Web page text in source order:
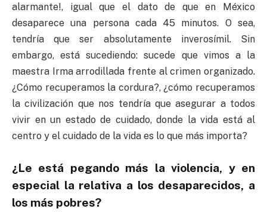
alarmante!, igual que el dato de que en México
desaparece una persona cada 45 minutos. O sea,
tendría que ser absolutamente inverosímil. Sin
embargo, está sucediendo: sucede que vimos a la
maestra Irma arrodillada frente al crimen organizado.
¿Cómo recuperamos la cordura?, ¿cómo recuperamos
la civilización que nos tendría que asegurar a todos
vivir en un estado de cuidado, donde la vida está al
centro y el cuidado de la vida es lo que más importa?
¿Le está pegando más la violencia, y en
especial la relativa a los desaparecidos, a
los más pobres?